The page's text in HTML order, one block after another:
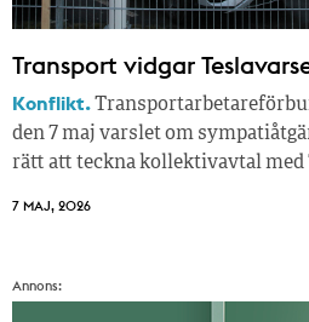
Transport vidgar
Konflikt.
den 7 maj varslet om
rätt att teckna kollektivavtal med
7 MAJ, 2026
Annons: